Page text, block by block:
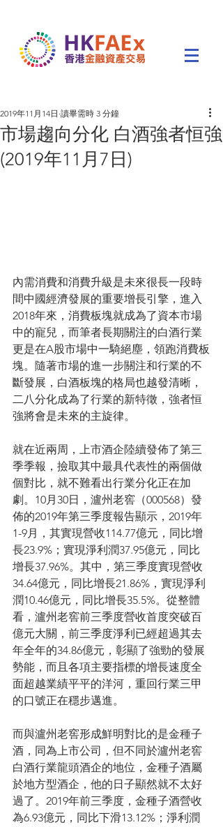
市場趨向分化 白酒強者恒強
(2019年11月7日)
2019年11月14日 讀畢需時 3 分鐘
內需消費和消費升級是未來很長一段時
間中國經濟發展的重要增長引擎，進入
2018年來，消費板塊就成為了資本市場
中的寵兒，而筆者長期關注的白酒行業
更是在A股市場中一騎絕塵，領跑消費板
塊。隨著市場的進一步關注和行業的不
斷發展，白酒板塊的格局也越發清晰，
二八分化成為了行業的新特徵，強者恒
強將會是未來的主旋律。
就在近兩周，上市酒企陸續發佈了第三
季季報，撿取其中最具代表性的兩個做
個對比，就不難看出行業分化正在加
劇。10月30日，瀘州老窖（000568）發
佈的2019年第三季度報告顯示，2019年
1-9月，其實現營收114.77億元，同比增
長23.9%；實現淨利潤37.95億元，同比
增長37.96%。其中，第三季度實現營收
34.64億元，同比增長21.86%，實現淨利
潤10.46億元，同比增長35.5%。從整體
看，瀘州老窖前三季度營收首度突破百
億元大關，前三季度淨利已經超過其去
年全年的34.86億元，彰顯了強勁的發展
勢能，而且各項主要指標的增長速度全
面超越業績平平的洋河，重回行業三甲
的口號正在穩步邁進。
而與瀘州老窖形成鮮明對比的是金種子
酒，同為上市公司，但不同於瀘州老窖
白酒行業龍頭酒企的地位，金種子酒屬
於地方型酒企，他的日子顯然就不太好
過了。2019年前三季度，金種子酒營收
為6.93億元，同比下滑13.12%；淨利潤